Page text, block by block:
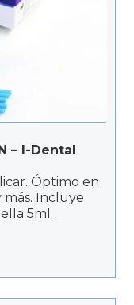
– I-Dental
Óptimo en
más. Incluye
5ml.